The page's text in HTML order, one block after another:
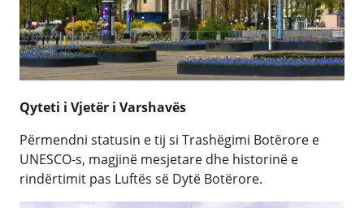
Qyteti i Vjetër i Varshavës
Përmendni statusin e tij si Trashëgimi Botërore e
UNESCO-s, magjinë mesjetare dhe historinë e
rindërtimit pas Luftës së Dytë Botërore.